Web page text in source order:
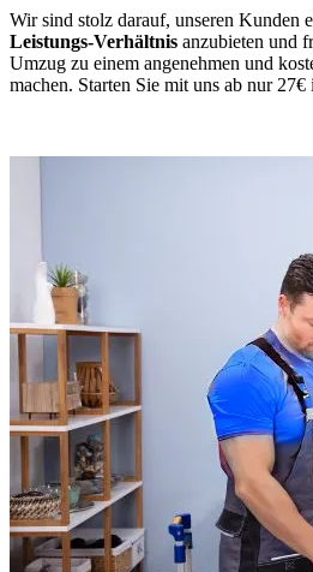
Wir sind stolz darauf, unseren Kunden
Leistungs-Verhältnis anzubieten und
Umzug zu einem angenehmen und
machen. Starten Sie mit uns ab nur 27€